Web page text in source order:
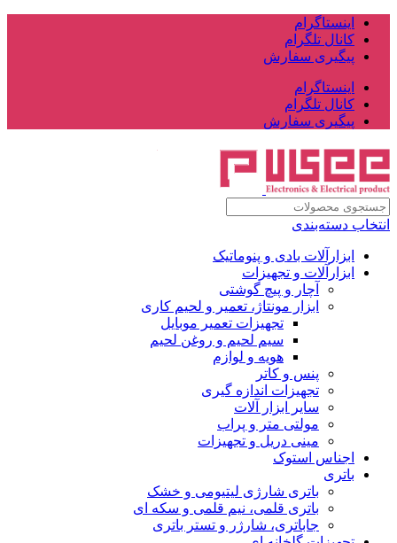
اینستاگرام
کانال تلگرام
پیگیری سفارش
اینستاگرام
کانال تلگرام
پیگیری سفارش
انتخاب دسته‌بندی
ابزارآلات بادی و پنوماتیک
ابزارآلات و تجهیزات
آچار و پیچ گوشتی
ابزار مونتاژ، تعمیر و لحیم کاری
تجهیزات تعمیر موبایل
سیم لحیم و روغن لحیم
هویه و لوازم
پنس و کاتر
تجهیزات اندازه گیری
سایر ابزار آلات
مولتی متر و پراب
مینی دریل و تجهیزات
اجناس استوک
باتری
باتری شارژی لیتیومی و خشک
باتری قلمی، نیم قلمی و سکه ای
جاباتری، شارژر و تستر باتری